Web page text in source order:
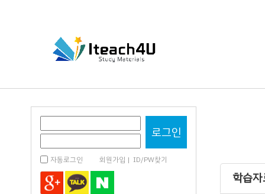
자동로그인 회원가입 | ID/PW찾기
학습